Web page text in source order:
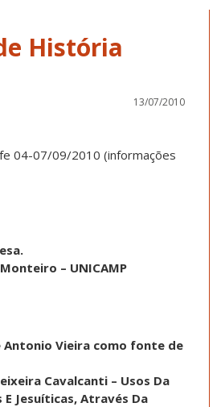
História
13/07/2010
04-07/09/2010 (informações
.
– UNICAMP
Antonio Vieira como fonte de
Cavalcanti – Usos Da
E Jesuíticas, Através Da